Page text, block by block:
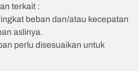
terkait :
beban dan/atau kecepatan
aslinya.
perlu disesuaikan untuk